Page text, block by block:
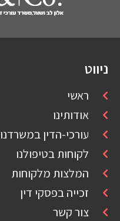
ניווט
ראשי
אודותינו
עורכי-הדין במשרדנו
לקוחות בטיפולנו
המלצות מלקוחות
זכייה בפסקי דין
צור קשר